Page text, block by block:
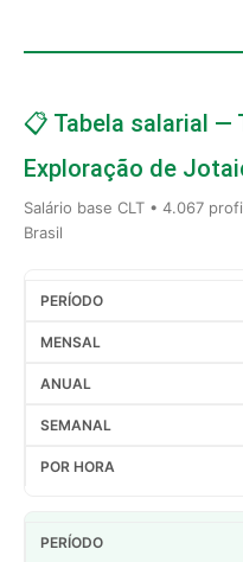
📋 Tabela salarial —
Exploração de
Salário base CLT • 4.067
Brasil